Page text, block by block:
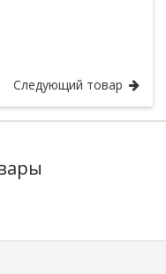
Следующий товар